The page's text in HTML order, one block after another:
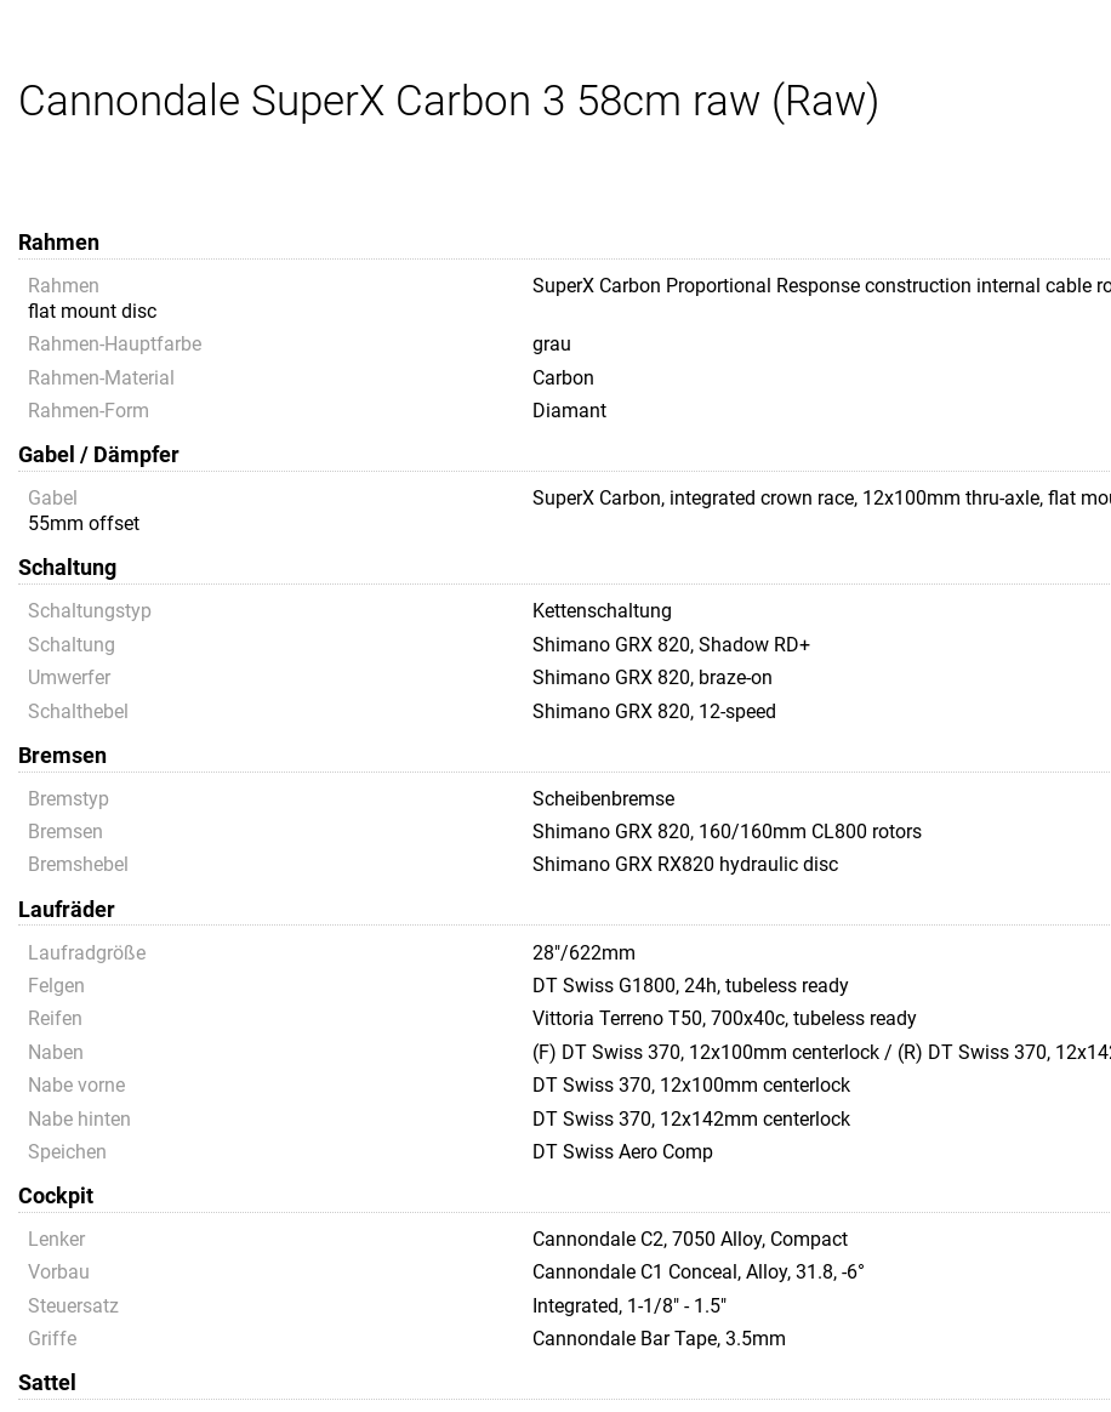
Cannondale SuperX Carbon 3 58cm raw (Raw)
Rahmen
Rahmen
SuperX Carbon Proportional Response construction internal cable
flat mount disc
Rahmen-Hauptfarbe
grau
Rahmen-Material
Carbon
Rahmen-Form
Diamant
Gabel / Dämpfer
Gabel
SuperX Carbon, integrated crown race, 12x100mm thru-axle, flat
55mm offset
Schaltung
Schaltungstyp
Kettenschaltung
Schaltung
Shimano GRX 820, Shadow RD+
Umwerfer
Shimano GRX 820, braze-on
Schalthebel
Shimano GRX 820, 12-speed
Bremsen
Bremstyp
Scheibenbremse
Bremsen
Shimano GRX 820, 160/160mm CL800 rotors
Bremshebel
Shimano GRX RX820 hydraulic disc
Laufräder
Laufradgröße
28"/622mm
Felgen
DT Swiss G1800, 24h, tubeless ready
Reifen
Vittoria Terreno T50, 700x40c, tubeless ready
Naben
(F) DT Swiss 370, 12x100mm centerlock / (R) DT Swiss 370,
Nabe vorne
DT Swiss 370, 12x100mm centerlock
Nabe hinten
DT Swiss 370, 12x142mm centerlock
Speichen
DT Swiss Aero Comp
Cockpit
Lenker
Cannondale C2, 7050 Alloy, Compact
Vorbau
Cannondale C1 Conceal, Alloy, 31.8, -6°
Steuersatz
Integrated, 1-1/8" - 1.5"
Griffe
Cannondale Bar Tape, 3.5mm
Sattel